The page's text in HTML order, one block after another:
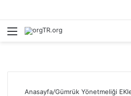
Menü
Anasayfa/Gümrük Yönetmeliği